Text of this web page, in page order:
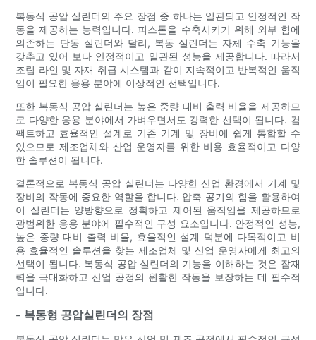
복동식 공압 실린더의 주요 장점 중 하나는 일관되고 안정적인 작
동을 제공하는 능력입니다. 피스톤을 수축시키기 위해 외부 힘에
의존하는 단동 실린더와 달리, 복동 실린더는 자체 수축 기능을
갖추고 있어 보다 안정적이고 일관된 성능을 제공합니다. 따라서
조립 라인 및 자재 취급 시스템과 같이 지속적이고 반복적인 움직
임이 필요한 응용 분야에 이상적인 선택입니다.
또한 복동식 공압 실린더는 높은 중량 대비 출력 비율을 제공하므
로 다양한 응용 분야에서 가벼우면서도 강력한 선택이 됩니다. 컴
팩트하고 효율적인 설계로 기존 기계 및 장비에 쉽게 통합할 수
있으므로 제조업체와 산업 운영자를 위한 비용 효율적이고 다양
한 솔루션이 됩니다.
결론적으로 복동식 공압 실린더는 다양한 산업 환경에서 기계 및
장비의 작동에 중요한 역할을 합니다. 압축 공기의 힘을 활용하여
이 실린더는 양방향으로 정확하고 제어된 움직임을 제공하므로
광범위한 응용 분야에 필수적인 구성 요소입니다. 안정적인 성능,
높은 중량 대비 출력 비율, 효율적인 설계 덕분에 다목적이고 비
용 효율적인 솔루션을 찾는 제조업체 및 산업 운영자에게 최고의
선택이 됩니다. 복동식 공압 실린더의 기능을 이해하는 것은 잠재
력을 극대화하고 산업 공정의 원활한 작동을 보장하는 데 필수적
입니다.
- 복동형 공압실린더의 장점